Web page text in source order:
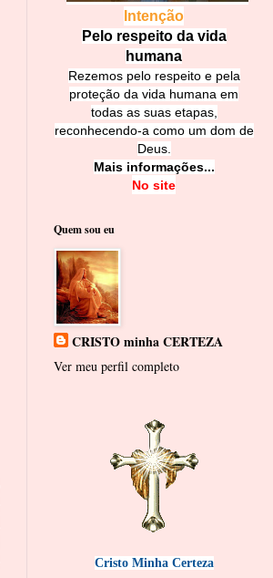
Intenção
Pelo respeito da vida
humana
Rezemos pelo respeito e pela
proteção da vida humana em
todas as suas etapas,
reconhecendo-a como um dom de
Deus.
Mais informações...
No site
Quem sou eu
CRISTO minha CERTEZA
Ver meu perfil completo
Cristo Minha Certeza